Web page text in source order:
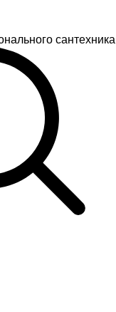
сантехника